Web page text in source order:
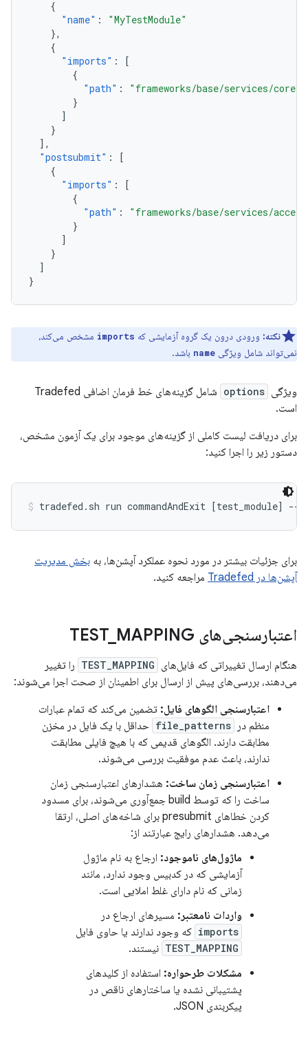
{
"name" :
"MyTestModule"
},
{
"imports" :
[
{
"path" :
"frameworks/base/services/core"
}
]
}
],
"postsubmit" :
[
{
"imports" :
[
{
"path" :
"frameworks/base/services/
}
]
}
]
}
نکته: ورودی درون یک گروه آزمایشی که imports مشخص می‌کند،
نمی‌تواند شامل ویژگی name باشد.
ویژگی options
شامل گزینه‌های خط فرمان اضافی Tradefed
است.
برای دریافت لیست کاملی از گزینه‌های موجود برای یک آزمون مشخص،
دستور زیر را اجرا کنید:
tradefed.sh run commandAndExit [test_module] --
برای جزئیات بیشتر در مورد نحوه عملکرد آپشن‌ها، به بخش مدیریت
آپشن‌ها در Tradefed
مراجعه کنید.
اعتبارسنجی‌های TEST _ MAPPING
هنگام ارسال تغییراتی که فایل‌های TEST_MAPPING را تغییر
می‌دهند، بررسی‌های پیش از ارسال برای اطمینان از صحت اجرا می‌شوند:
اعتبارسنجی الگوهای فایل: تضمین می‌کند که تمام عبارات
منظم در
file_patterns حداقل با یک فایل در مخزن
مطابقت دارند. الگوهای قدیمی که با هیچ فایلی مطابقت
ندارند، باعث عدم موفقیت بررسی می‌شوند.
اعتبارسنجی زمان ساخت: هشدارهای اعتبارسنجی زمان
ساخت را که توسط build جمع‌آوری می‌شوند، برای مسدود
کردن خطاهای presubmit برای شاخه‌های اصلی، ارتقا
می‌دهد. هشدارهای رایج عبارتند از:
ماژول‌های ناموجود: ارجاع به نام ماژول
آزمایشی که در کدبیس وجود ندارد، مانند
زمانی که نام دارای غلط املایی است.
واردات نامعتبر: مسیرهای ارجاع در
imports که وجود ندارند یا حاوی فایل
TEST_MAPPING نیستند.
مشکلات طرحواره: استفاده از کلیدهای
پشتیبانی نشده یا ساختارهای ناقص در
پیکربندی JSON.